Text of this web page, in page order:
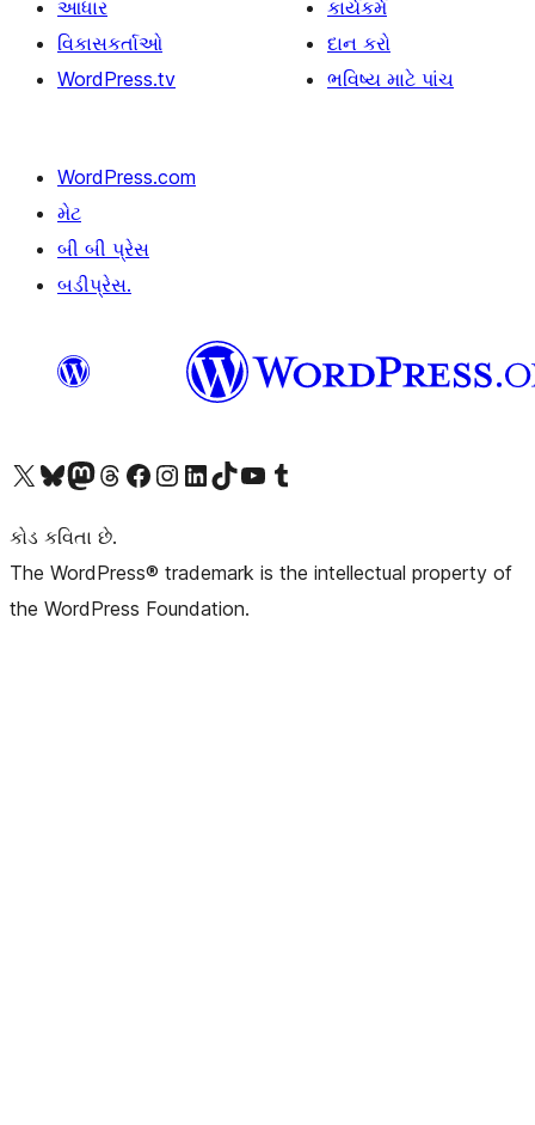
આધાર
વિકાસકર્તાઓ
WordPress.tv
કાર્યકર્મ
દાન કરો
ભવિષ્ય માટે પાંચ
WordPress.com
મેટ
બી બી પ્રેસ
બડીપ્રેસ.
અમારા X (અગાઉ ટ્વિટર) એકાઉન્ટની મુલાકાત લોઅમારા Bluesky એકાઉન્ટની મુલાકાત લોઅમારા માસ્ટોડોન એકાઉન્ટની મુલાકાત લોઅમારા Threads એકાઉન્ટની મુલાકાત લો અમારા ફેસબુક પેજની મુલાકાત લોઅમારા ઇન્સ્ટાગ્રામ એકાઉન્ટની મુલાકાત લો અમારા LinkedIn એકાઉન્ટની મુલાકાત લોઅમારા TikTok એકાઉન્ટની મુલાકાત લોઅમારી YouTube ચેનલની મુલાકાત લો અમારા Tumblr એકાઉન્ટની મુલાકાત લો
કોડ કવિતા છે.
The WordPress® trademark is the intellectual property of
the WordPress Foundation.